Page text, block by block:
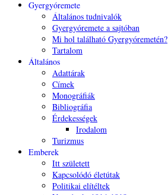
Gyergyóremete
Általános tudnivalók
Gyergyóremete a sajtóban
Mi hol található Gyergyóremetén?
Tartalom
Általános
Adattárak
Címek
Monográfiák
Bibliográfia
Érdekességek
Irodalom
Turizmus
Emberek
Itt született
Kapcsolódó életútak
Politikai elítéltek